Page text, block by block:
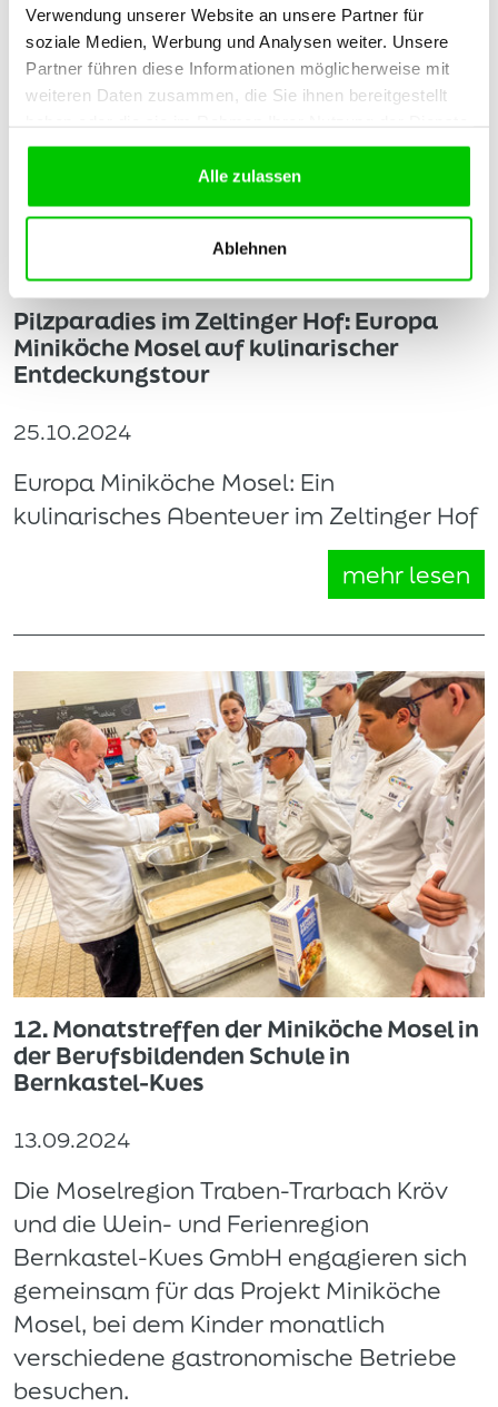
Verwendung unserer Website an unsere Partner für
soziale Medien, Werbung und Analysen weiter. Unsere
Partner führen diese Informationen möglicherweise mit
weiteren Daten zusammen, die Sie ihnen bereitgestellt
gesammelt haben.
Alle zulassen
Ablehnen
Pilzparadies im Zeltinger Hof: Europa
Miniköche Mosel auf kulinarischer
Entdeckungstour
25.10.2024
Europa Miniköche Mosel: Ein
kulinarisches Abenteuer im Zeltinger Hof
mehr lesen
12. Monatstreffen der Miniköche Mosel in
der Berufsbildenden Schule in
Bernkastel-Kues
13.09.2024
Die Moselregion Traben-Trarbach Kröv
und die Wein- und Ferienregion
Bernkastel-Kues GmbH engagieren sich
gemeinsam für das Projekt Miniköche
Mosel, bei dem Kinder monatlich
verschiedene gastronomische Betriebe
besuchen.